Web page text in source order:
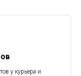
у курьера и